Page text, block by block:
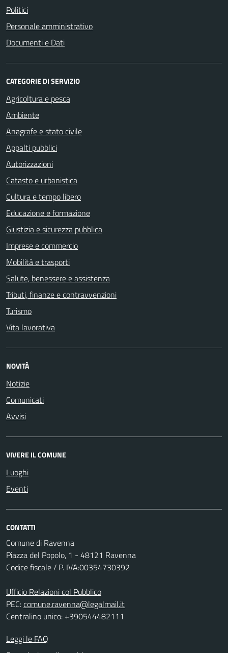
Politici
Personale amministrativo
Documenti e Dati
CATEGORIE DI SERVIZIO
Agricoltura e pesca
Ambiente
Anagrafe e stato civile
Appalti pubblici
Autorizzazioni
Catasto e urbanistica
Cultura e tempo libero
Educazione e formazione
Giustizia e sicurezza pubblica
Imprese e commercio
Mobilità e trasporti
Salute, benessere e assistenza
Tributi, finanze e contravvenzioni
Turismo
Vita lavorativa
NOVITÀ
Notizie
Comunicati
Avvisi
VIVERE IL COMUNE
Luoghi
Eventi
CONTATTI
Comune di Ravenna
Piazza del Popolo, 1 - 48121 Ravenna
Codice fiscale / P. IVA:00354730392
Ufficio Relazioni col Pubblico
PEC:comune.ravenna@legalmail.it
Centralino unico: +390544482111
Leggi le FAQ